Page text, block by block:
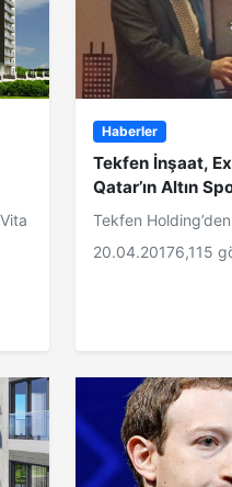
Haberler
Tekfen İnşaat,
Qatar’ın Altın
Tekfen
20.04.20176,115